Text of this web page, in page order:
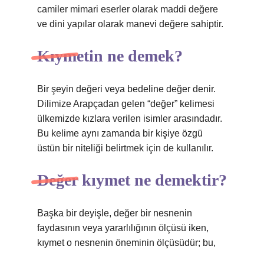
camiler mimari eserler olarak maddi değere
ve dini yapılar olarak manevi değere sahiptir.
Kıymetin ne demek?
Bir şeyin değeri veya bedeline değer denir.
Dilimize Arapçadan gelen “değer” kelimesi
ülkemizde kızlara verilen isimler arasındadır.
Bu kelime aynı zamanda bir kişiye özgü
üstün bir niteliği belirtmek için de kullanılır.
Değer kıymet ne demektir?
Başka bir deyişle, değer bir nesnenin
faydasının veya yararlılığının ölçüsü iken,
kıymet o nesnenin öneminin ölçüsüdür; bu,